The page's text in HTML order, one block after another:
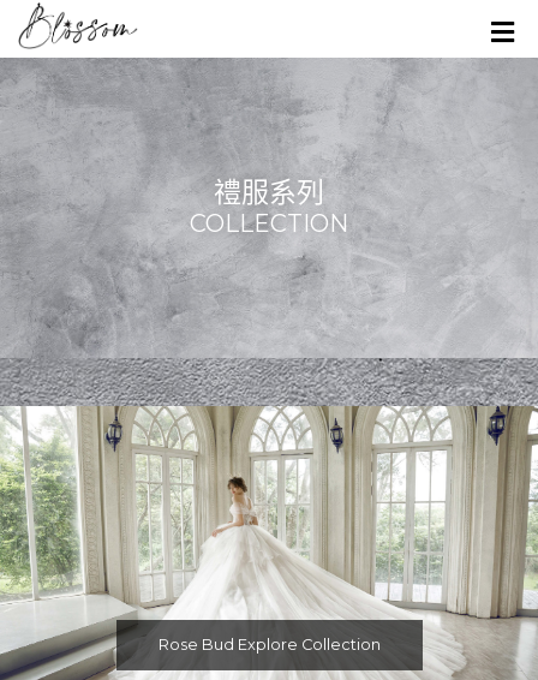
禮服系列
COLLECTION
Rose Bud Explore Collection